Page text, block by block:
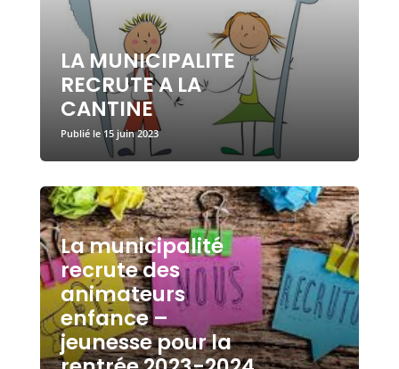
LA MUNICIPALITE
RECRUTE A LA
CANTINE
15 juin 2023
La municipalité
recrute des
animateurs
enfance –
jeunesse pour la